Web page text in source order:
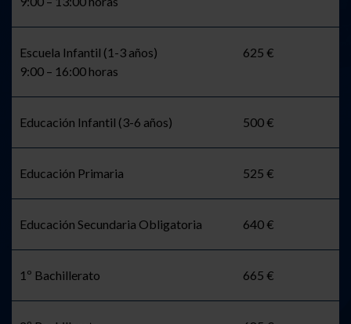
Escuela Infantil (1-3 años)
9:00 – 16:00 horas
625 €
Educación Infantil (3-6 años) 500 €
Educación Primaria 525 €
Educación Secundaria Obligatoria 640 €
1º Bachillerato 665 €